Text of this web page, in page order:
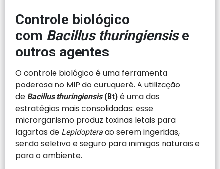
Controle biológico
com Bacillus thuringiensise
outros agentes
O controle biológico é uma ferramenta
poderosa no MIP do curuquerê. A utilização
de Bacillus thuringiensis(Bt) é uma das
estratégias mais consolidadas: esse
microrganismo produz toxinas letais para
lagartas de Lepidoptera ao serem ingeridas,
sendo seletivo e seguro para inimigos naturais e
para o ambiente.